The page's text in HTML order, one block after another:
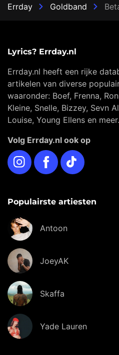
Errday Goldband
Lyrics? Errday.nl
Errday.nl heeft een rijke
artikelen van diverse
waaronder: Boef, Frenna,
Kleine, Snelle, Bizzey, Sevn
Louise, Young Ellens en
Volg Errday.nl ook op
InstagramFacebookTikTok
Populairste artiesten
Antoon
JoeyAK
Skaffa
Yade Lauren